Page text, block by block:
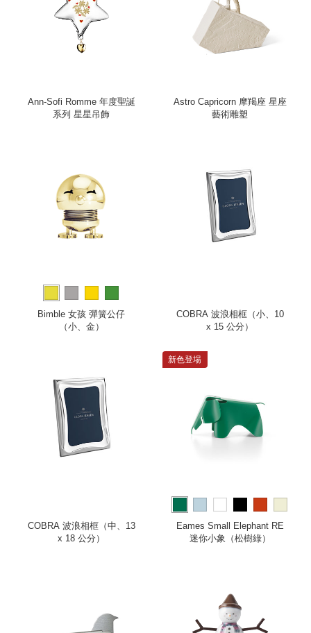
Ann-Sofi Romme 年度聖誕
系列 星星吊飾
Astro Capricorn 摩羯座 星座
藝術雕塑
Bimble 女孩 彈簧公仔
（小、金）
COBRA 波浪相框（小、10
x 15 公分）
COBRA 波浪相框（中、13
x 18 公分）
新色登場
more
Eames Small Elephant RE
迷你小象（松樹綠）